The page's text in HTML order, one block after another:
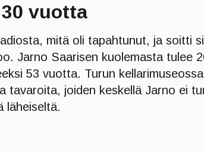
vuotta
mitä oli tapahtunut, ja soitti
Jarno Saarisen kuolemasta tulee
53 vuotta. Turun
tavaroita, joiden keskellä Jarno ei
läheiseltä.